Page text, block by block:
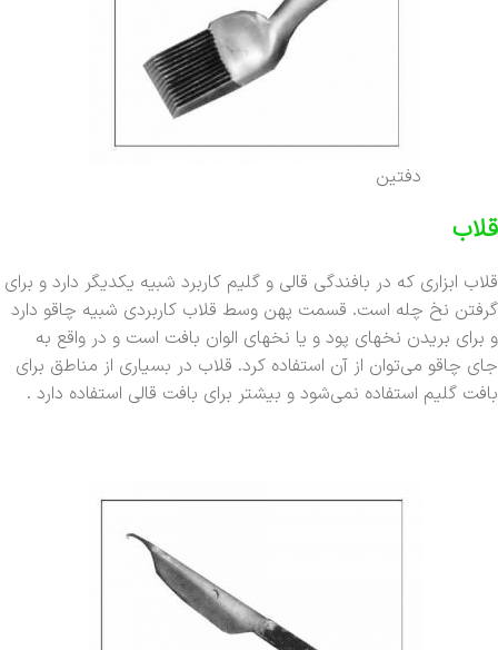
دفتین
قلاب
قلاب ابزاری که در بافندگی قالی و گلیم کاربرد شبیه یکدیگر دارد و برای
گرفتن نخ چله است. قسمت پهن وسط قلاب کاربردی شبیه چاقو دارد
و برای بریدن نخهای پود و یا نخهای الوان بافت است و در واقع به
جای چاقو می‌توان از آن استفاده کرد. قلاب در بسیاری از مناطق برای
بافت گلیم استفاده نمی‌شود و بیشتر برای بافت قالی استفاده دارد .